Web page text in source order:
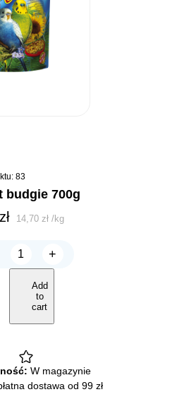
83
budgie 700g
zł 14,70zł /kg
Tropifit
BUDGIE
700g
quantity
+
Add
to
cart
W magazynie
dostawa od 99 zł